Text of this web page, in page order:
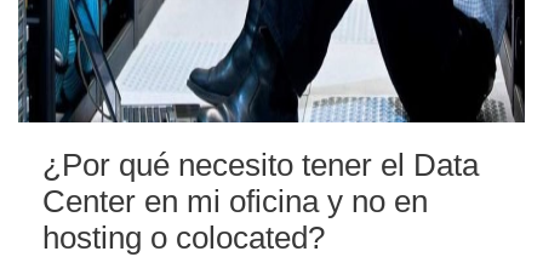
¿Por qué necesito tener el Data
Center en mi oficina y no en
hosting o colocated?